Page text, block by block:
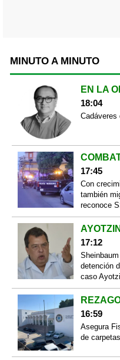
MINUTO A MINUTO
EN LA
18:04
Cadáveres
17:45
Con
también
reconoce
17:12
detención
caso
16:59
Asegura
de